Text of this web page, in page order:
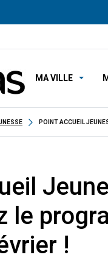
MA VILLE
POINT ACCUEIL
le
!